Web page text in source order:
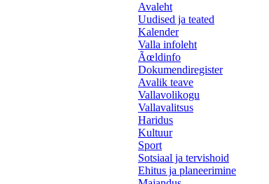
Avaleht
Uudised ja teated
Kalender
Valla infoleht
Ãœldinfo
Dokumendiregister
Avalik teave
Vallavolikogu
Vallavalitsus
Haridus
Kultuur
Sport
Sotsiaal ja tervishoid
Ehitus ja planeerimine